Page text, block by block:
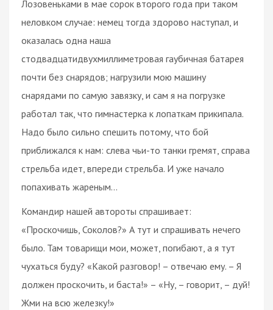
Лозовеньками в мае сорок второго года при таком
неловком случае: немец тогда здорово наступал, и
оказалась одна наша
стодвадцатидвухмиллиметровая гаубичная батарея
почти без снарядов; нагрузили мою машину
снарядами по самую завязку, и сам я на погрузке
работал так, что гимнастерка к лопаткам прикипала.
Надо было сильно спешить потому, что бой
приближался к нам: слева чьи-то танки гремят, справа
стрельба идет, впереди стрельба. И уже начало
попахивать жареным…
Командир нашей автороты спрашивает:
«Проскочишь, Соколов?» А тут и спрашивать нечего
было. Там товарищи мои, может, погибают, а я тут
чухаться буду? «Какой разговор! – отвечаю ему. – Я
должен проскочить, и баста!» – «Ну, – говорит, – дуй!
Жми на всю железку!»